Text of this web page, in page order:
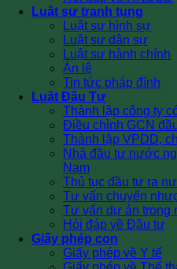
Luật sư tranh tụng
Luật sư hình sự
Luật sư dân sự
Luật sư hành chính
Án lệ
Tin tức pháp đình
Luật Đầu Tư
Thành lập công ty
Điều chỉnh GCN
Thành lập VPDD,
Nhà đầu tư nước
Nam
Thủ tục đầu tư ra
Tư vấn chuyển
Tư vấn dự án trong
Hỏi đáp về Đầu tư
Giấy phép con
Giấy phép về Y tế